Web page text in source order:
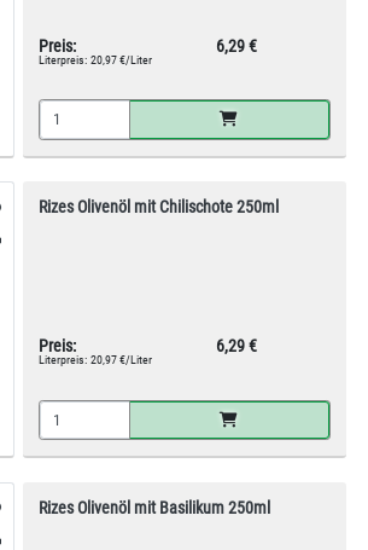
Preis: 6,29 €
Literpreis: 20,97 €/Liter
Rizes Olivenöl mit Chilischote 250ml
Preis: 6,29 €
Literpreis: 20,97 €/Liter
Rizes Olivenöl mit Basilikum 250ml